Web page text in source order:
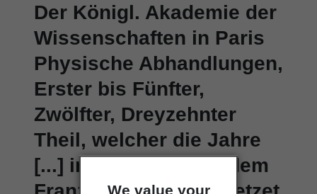
We value your
Der Königl. Akademie der
Wissenschaften in Paris
Physische Abhandlungen,
Erster bis Fünfter,
Zwölfter, Dreyzehnter
Theil, welcher die Jahre
[...] in sich hält. Aus dem